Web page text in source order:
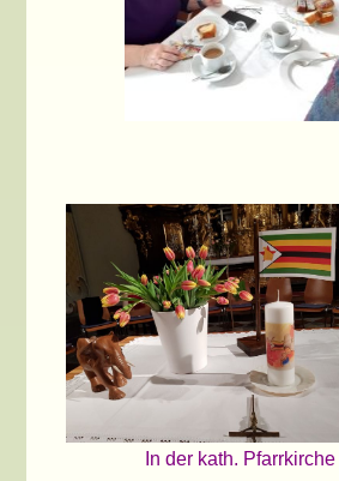
In der kath. Pfarrkirche